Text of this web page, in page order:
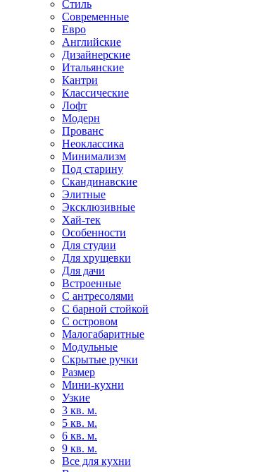
Стиль
Современные
Евро
Английские
Дизайнерские
Итальянские
Кантри
Классические
Лофт
Модерн
Прованс
Неоклассика
Минимализм
Под старину
Скандинавские
Элитные
Эксклюзивные
Хай-тек
Особенности
Для студии
Для хрущевки
Для дачи
Встроенные
С антресолями
С барной стойкой
С островом
Малогабаритные
Модульные
Скрытые ручки
Размер
Мини-кухни
Узкие
3 кв. м.
5 кв. м.
6 кв. м.
9 кв. м.
Все для кухни